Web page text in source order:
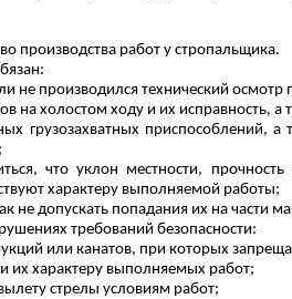
производства работ у стропальщика.
не производился технический
холостом ходу и их исправность, а
грузозахватных
что уклон местности,
характеру выполняемой работы;
не допускать попадания их на части
требований безопасности:
или канатов, при которых
их характеру выполняемых работ;
стрелы условиям работ;